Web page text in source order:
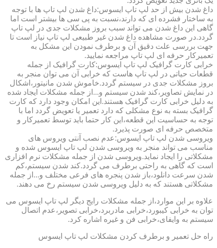
داغ شدن بیش از حد لپ تاپ ایسوس:داغ شدن لپ تاپ ها با توجه
به ساختار فشرده ای که دارند،نسبت به پی سی ها بیشتر است اما
گاهی این داغ شدن می تواند سبب بروز مشکلات جدی در لپ تاپ
گردد.در صورت مشاهده داغ شدن غیر طبیعی لپ تاپ نیاز است تا
جهت بررسی علت دقیق آن و برطرف نمودن این مشکل به
تعمیرکار حرفه ای لپ تاپ مراجعه نمایید.
خرابی کارت گرافیک لپ تاپ ایسوس:کارت گرافیک از جمله
قطعات حیاتی در لپ تاپ هاست که خرابی آن می توان منجر به
بروز مشکلات جدی در سیستم گردد.خاموش شدن مانیتور،اشکال
در نمایش تصاویر،کند شدن سیستم و...از جمله مشکلات ایجاد شده
به دلیل خرابی کارت گرافیک هستند.این امکان وجود دارد که کارت
گرافیک بسته به نوع مشکلی که دارد تعمیر یا تعویض گردد اما با
توجه به حساسیت این قطعه،این کار حتما باید توسط تعمیرکار و
متخصص حرفه ای صورت پذیرد.
ویروسی شدن لپ تاپ ایسوس:عدم نصب آنتی ویروس های
مناسب می تواند منجر به ویروسی شدن لپ تاپ ایسوس شده و
مشکلاتی را ایجاد نماید.ویروسی شدن از جمله مشکلات نرم افزاری
است که گاهی به راحتی برطرف می گردد.کند شدن سیستم،کم
شدن سرعت دانلود،باز شدن پنجره های فرعی مختلف و...از جمله
مشکلاتی هستند که به دلیل ویروسی شدن سیستم رخ می دهند.
علاوه بر این موارد،از جمله مشکلات رایج دیگر لپ تاپ ایسوس می
توان به خرابی کیبورد،خرابی مادربرد،خرابی تصویر،عدم اتصال
سیستم به وایفای،خرابی فن و غیره اشاره کرد.
راه حل تعمیر و برطرف کردن مشکلات لپ تاپ ایسوس